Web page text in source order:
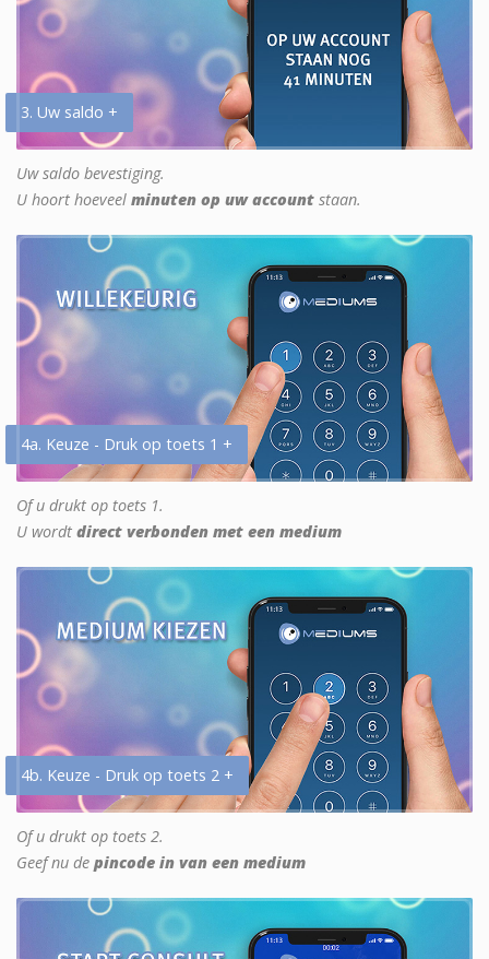
3. Uw saldo +
Uw saldo bevestiging.
U hoort hoeveel minuten op uw account staan.
4a. Keuze - Druk op toets 1 +
Of u drukt op toets 1.
U wordt direct verbonden met een medium
4b. Keuze - Druk op toets 2 +
Of u drukt op toets 2.
Geef nu de pincode in van een medium